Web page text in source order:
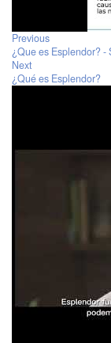
Previous
¿Que es Esplendor?
Next
¿Qué es Esplendor?